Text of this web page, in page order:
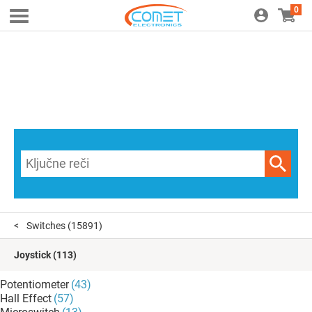
0
Switches (15891)
Joystick(113)
Potentiometer (43)
Hall Effect (57)